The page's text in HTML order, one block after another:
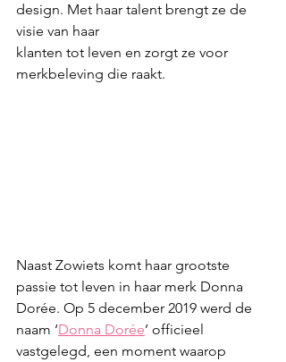
design. Met haar talent brengt ze de
visie van haar
klanten tot leven en zorgt ze voor
merkbeleving die raakt.
Naast Zowiets komt haar grootste
passie tot leven in haar merk Donna
Dorée. Op 5 december 2019 werd de
naam ‘Donna Dorée’ officieel
vastgelegd, een moment waarop